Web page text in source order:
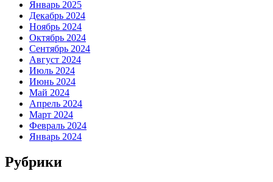
Январь 2025
Декабрь 2024
Ноябрь 2024
Октябрь 2024
Сентябрь 2024
Август 2024
Июль 2024
Июнь 2024
Май 2024
Апрель 2024
Март 2024
Февраль 2024
Январь 2024
Рубрики